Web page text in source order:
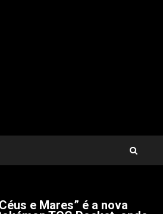
e Mares” é a nova